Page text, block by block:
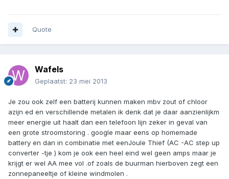
Quote
Wafels
Geplaatst: 23 mei 2013
Je zou ook zelf een batterij kunnen maken mbv zout of chloor
azijn ed en verschillende metalen ik denk dat je daar aanzienlijkm
meer energie uit haalt dan een telefoon lijn zeker in geval van
een grote stroomstoring . google maar eens op homemade
battery en dan in combinatie met eenJoule Thief (AC -AC step up
converter -tje ) kom je ook een heel eind wel geen amps maar je
krijgt er wel AA mee vol .of zoals de buurman hierboven zegt een
zonnepaneeltje of kleine windmolen .